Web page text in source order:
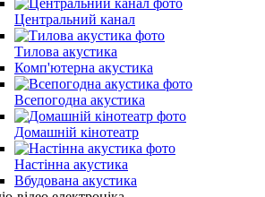
Центральний канал
Тилова акустика
Комп'ютерна акустика
Всепогодна акустика
Домашній кінотеатр
Настінна акустика
Вбудована акустика